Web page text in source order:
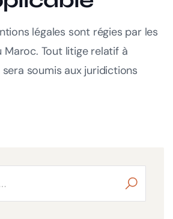
légales sont régies par les
Maroc. Tout litige relatif à
sera soumis aux juridictions